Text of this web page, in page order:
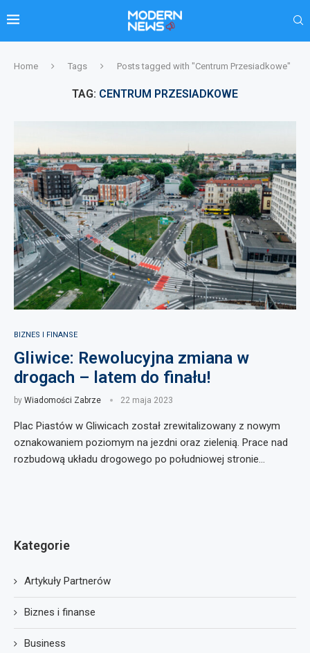
Home Tags Posts tagged with "Centrum Przesiadkowe"
TAG: CENTRUM PRZESIADKOWE
BIZNES I FINANSE
Gliwice: Rewolucyjna zmiana w
drogach – latem do finału!
by Wiadomości Zabrze 22 maja 2023
Plac Piastów w Gliwicach został zrewitalizowany z nowym
oznakowaniem poziomym na jezdni oraz zielenią. Prace nad
rozbudową układu drogowego po południowej stronie…
Kategorie
Artykuły Partnerów
Biznes i finanse
Business